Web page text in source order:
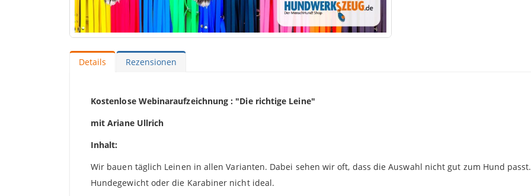
Details
Kostenlose Webinaraufzeichnung : "Die richtige Leine"
mit Ariane Ullrich
Inhalt:
Wir bauen täglich Leinen in allen Varianten. Dabei sehen wir oft, dass die Auswahl nicht gut zum Hund
Hundegewicht oder die Karabiner nicht ideal.
Rezensionen